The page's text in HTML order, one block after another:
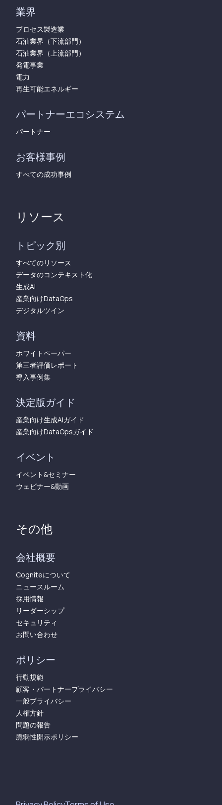
業界
プロセス製造業
石油業界（下流部門）
石油業界（上流部門）
発電事業
電力
再生可能エネルギー
パートナーエコシステム
パートナー
お客様事例
すべての成功事例
リソース
トピック別
すべてのリソース
データのコンテキスト化
生成AI
産業向けDataOps
デジタルツイン
資料
ホワイトペーパー
第三者評価レポート
導入事例集
決定版ガイド
産業向け生成AIガイド
産業向けDataOpsガイド
イベント
イベント&セミナー
ウェビナー&動画
その他
会社概要
Cogniteについて
ニュースルーム
採用情報
リーダーシップ
セキュリティ
お問い合わせ
ポリシー
行動規範
顧客・パートナープライバシー
一般プライバシー
人権方針
問題の報告
脆弱性開示ポリシー